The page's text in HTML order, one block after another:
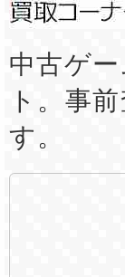
中古ゲ
ト。事
す。